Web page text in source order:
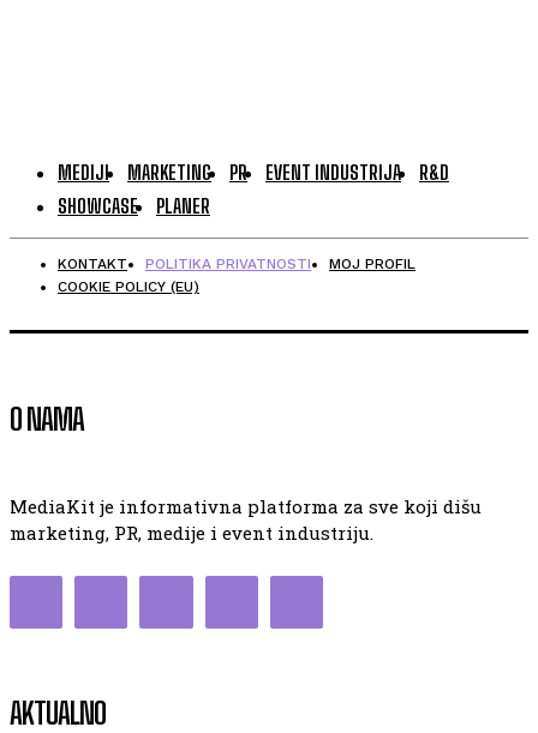
MEDIJI MARKETING PR EVENT INDUSTRIJA
R&D
SHOWCASE
PLANER
KONTAKT POLITIKA PRIVATNOSTI
MOJ PROFIL
COOKIE POLICY (EU)
O NAMA
MediaKit je informativna platforma za sve koji dišu
marketing, PR, medije i event industriju.
AKTUALNO